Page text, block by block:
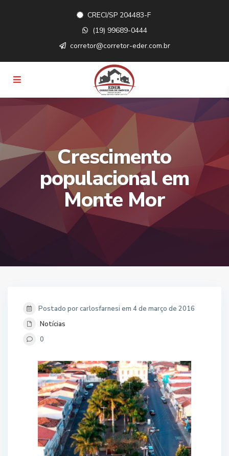
CRECI/SP 204483-F
(19) 99689-0444
corretor@corretor-eder.com.br
Crescimento
populacional em
Monte Mor
Postado por carlosfarnesi em 4 de março de 2016
Notícias
0